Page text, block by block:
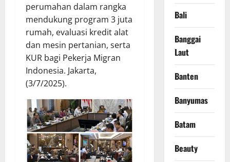
perumahan dalam rangka
mendukung program 3 juta
rumah, evaluasi kredit alat
dan mesin pertanian, serta
KUR bagi Pekerja Migran
Indonesia. Jakarta,
(3/7/2025).
Bali
Banggai
Laut
Banten
Banyumas
Batam
Beauty